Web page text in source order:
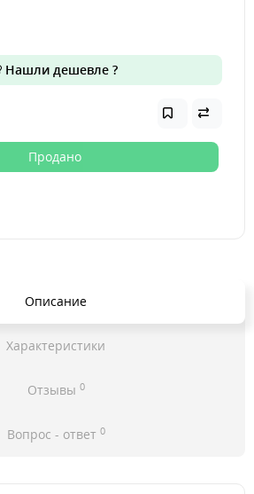
Нашли дешевле ?
Продано
Описание
Характеристики
Отзывы 0
Вопрос - ответ 0